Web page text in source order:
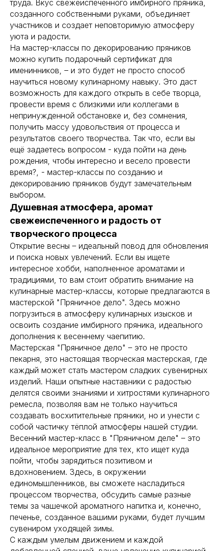
труда. Вкус свежеиспеченного имбирного пряника,
созданного собственными руками, объединяет
участников и создает неповторимую атмосферу
уюта и радости.
На мастер-классы по декорированию пряников
можно купить подарочный сертификат для
именинников, – и это будет не просто способ
научиться новому кулинарному навыку. Это даст
возможность для каждого открыть в себе творца,
провести время с близкими или коллегами в
непринужденной обстановке и, без сомнения,
получить массу удовольствия от процесса и
результатов своего творчества. Так что, если вы
ещё задаетесь вопросом - куда пойти на день
рождения, чтобы интересно и весело провести
время?, - мастер-классы по созданию и
декорированию пряников будут замечательным
выбором.
Душевная атмосфера, аромат
свежеиспеченного и радость от
творческого процесса
Открытие весны – идеальный повод для обновления
и поиска новых увлечений. Если вы ищете
интересное хобби, наполненное ароматами и
традициями, то вам стоит обратить внимание на
кулинарные мастер-классы, которые предлагаются в
мастерской "Пряничное дело". Здесь можно
погрузиться в атмосферу кулинарных изысков и
освоить создание имбирного пряника, идеального
дополнения к весеннему чаепитию.
Мастерская "Пряничное дело" – это не просто
пекарня, это настоящая творческая мастерская, где
каждый может стать мастером сладких сувенирных
изделий. Наши опытные наставники с радостью
делятся своими знаниями и хитростями кулинарного
ремесла, позволяя вам не только научиться
создавать восхитительные пряники, но и унести с
собой частичку тёплой атмосферы нашей студии.
Весенний мастер-класс в "Пряничном деле" – это
идеальное мероприятие для тех, кто ищет куда
пойти, чтобы зарядиться позитивом и
вдохновением. Здесь, в окружении
единомышленников, вы сможете насладиться
процессом творчества, обсудить самые разные
темы за чашечкой ароматного напитка и, конечно,
печенье, созданное вашими руками, будет лучшим
сувениром уходящей зимы.
С каждым умелым движением и каждой